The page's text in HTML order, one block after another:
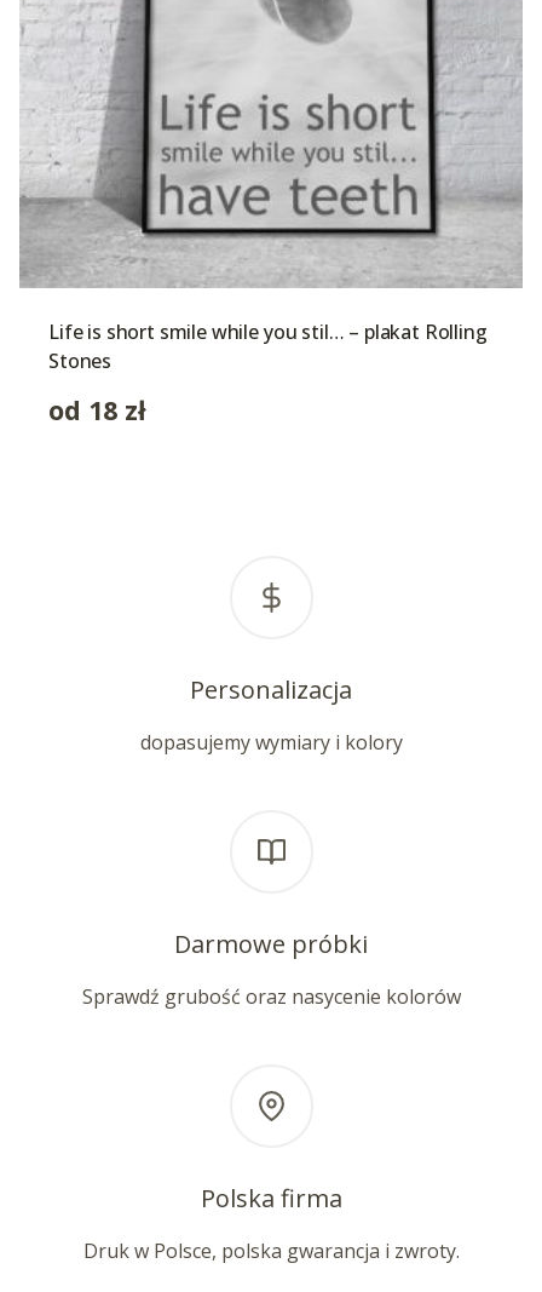
Life is short smile while you stil… – plakat Rolling
Stones
od 18 zł
Personalizacja
dopasujemy wymiary i kolory
Darmowe próbki
Sprawdź grubość oraz nasycenie kolorów
Polska firma
Druk w Polsce, polska gwarancja i zwroty.